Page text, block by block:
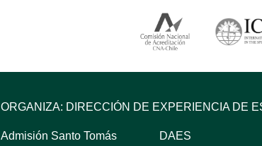
ORGANIZA: DIRECCIÓN DE EXPERIENCIA DE
Admisión Santo Tomás
DAES